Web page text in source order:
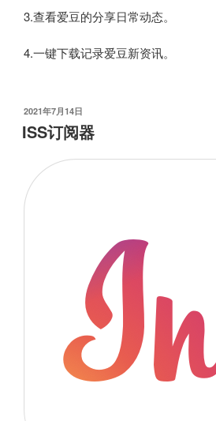
3.查看爱豆的分享日常动态。
4.一键下载记录爱豆新资讯。
发
布
于
2021年7月14日
ISS订阅器